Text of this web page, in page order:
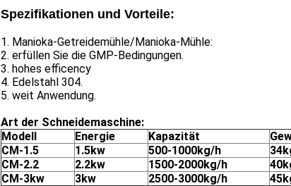
Spezifikationen und Vorteile:
1. Manioka-Getreidemühle/Manioka-Mühle:
2. erfüllen Sie die GMP-Bedingungen.
3. hohes efficency
4. Edelstahl 304.
5. weit Anwendung.
Art der Schneidemaschine:
Modell
Energie Kapazität
CM-1.5
1.5kw 500-1000kg/h
CM-2.2
2.2kw 1500-2000kg/h
CM-3kw
3kw 2500-3000kg/h